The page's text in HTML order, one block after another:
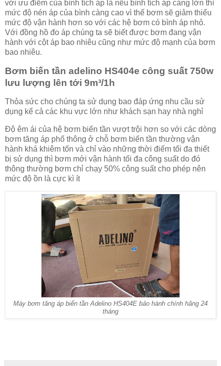
với ưu điểm của bình tích áp là nếu bình tích áp càng lớn thì
mức độ nén áp của bình càng cao vì thế bơm sẽ giảm thiểu
mức độ vận hành hơn so với các hệ bơm có bình áp nhỏ.
Với đồng hồ đo áp chúng ta sẽ biết được bơm đang vận
hành với cột áp bao nhiêu cũng như mức độ mạnh của bơm
bao nhiêu.
Bơm biến tần adelino HS404e công suất 750w
lưu lượng lên tới 9m³/1h
Thỏa sức cho chúng ta sử dụng bao đáp ứng nhu cầu sử
dụng kể cả các khu vực lớn như khách sạn hay nhà nghỉ
Độ êm ái của hệ bơm biến tần vượt trội hơn so với các dòng
bơm tăng áp phổ thông ở chỗ bơm biến tần thường vận
hành khá khiêm tốn và chỉ vào những thời điểm tối đa thiết
bị sử dụng thì bơm mới vận hành tối đa công suất do đó
thông thường bơm chỉ chạy 50% công suất cho phép nên
mức độ ồn là cực kì ít
Máy bơm tăng áp biến tần Adelino HS404E bảo hành chính hãng 24
tháng